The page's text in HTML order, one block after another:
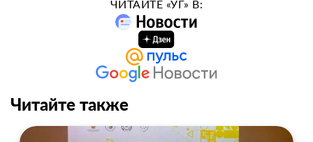
ЧИТАЙТЕ «УГ» В:
Читайте также